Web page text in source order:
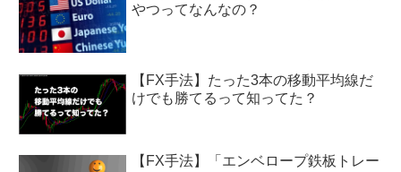
やつってなんなの？
【FX手法】たった3本の移動平均線だ
けでも勝てるって知ってた？
【FX手法】「エンベロープ鉄板トレー